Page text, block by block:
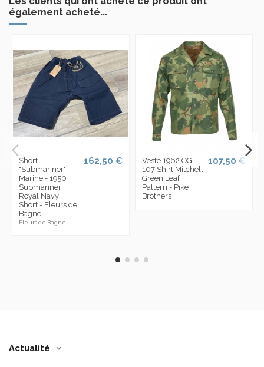
également acheté...
Short
"Submariner"
Marine - 1950
Submariner
Royal Navy
Short - Fleurs de
Bagne
Fleurs de Bagne
162,50 €
Veste 1962 OG-
107 Shirt Mitchell
Green Leaf
Pattern - Pike
Brothers
107,50 €
Actualité